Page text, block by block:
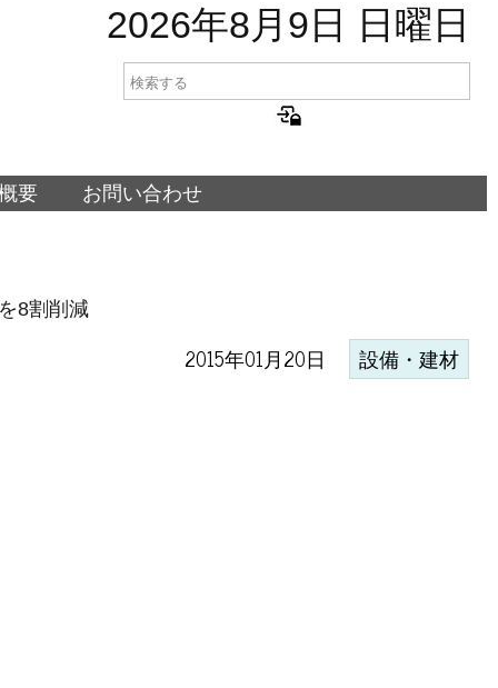
2026年8月9日 日曜日
要 お問い合わせ
8割削減
2015年01月20日 設備・建材